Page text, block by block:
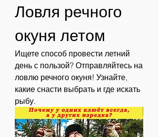
Ловля речного
окуня летом
Ищете способ провести летний
день с пользой? Отправляйтесь на
ловлю речного окуня! Узнайте,
какие снасти выбрать и где искать
рыбу.